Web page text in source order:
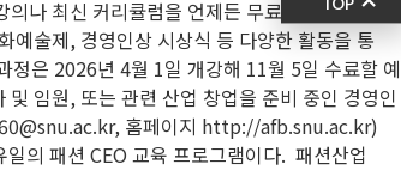
나 최신 커리큘럼을 언제든 무료로 재수강
예술제, 경영인상 시상식 등 다양한 활동을 통
정은 2026년 4월 1일 개강해 11월 5일 수료할 예
임원, 또는 관련 산업 창업을 준비 중인 경영인
홈페이지 http://afb.snu.ac.kr)
의 패션 CEO 교육 프로그램이다. 패션산업